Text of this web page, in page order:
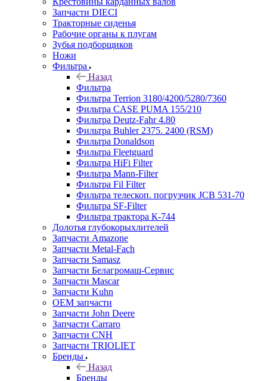
Запчасти DIECI
Тракторные сиденья
Рабочие органы к плугам
Зубья подборщиков
Ножи
Фильтра
Назад
Фильтра
Фильтра Terrion 3180/4200/5280/7360
Фильтра CASE PUMA 155/210
Фильтра Deutz-Fahr 4.80
Фильтра Buhler 2375. 2400 (RSM)
Фильтра Donaldson
Фильтра Fleetguard
Фильтра HiFi Filter
Фильтра Mann-Filter
Фильтра Fil Filter
Фильтра телескоп. погрузчик JCB 531-70
Фильтра SF-Filter
Фильтра трактора К-744
Долотья глубокорыхлителей
Запчасти Amazone
Запчасти Metal-Fach
Запчасти Samasz
Запчасти Белагромаш-Сервис
Запчасти Mascar
Запчасти Kuhn
OEM запчасти
Запчасти John Deere
Запчасти Carraro
Запчасти CNH
Запчасти TRIOLIET
Бренды
Назад
Бренды